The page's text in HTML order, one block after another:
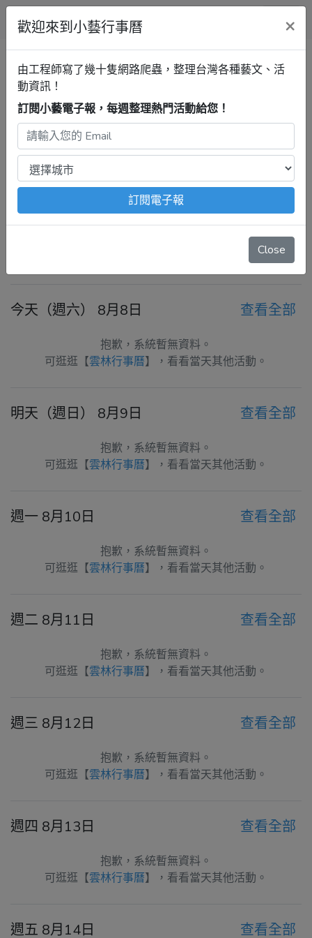
小藝行事曆
全部 詔安客家文化館 清單
雲林行事曆
詔安客家文化館
最新活動
2026年8月8日 – 8月14日
注意：出發前請去官網再次確認！本站內容由程式自動抓
、例行休館日
舉辦等等特殊情況。
今天（週六） 8月8日 查看全部
抱歉，系統暫無資料。
可逛逛【雲林行事曆】，看看當天其他活動。
明天（週日） 8月9日 查看全部
抱歉，系統暫無資料。
可逛逛【雲林行事曆】，看看當天其他活動。
週一 8月10日 查看全部
抱歉，系統暫無資料。
可逛逛【雲林行事曆】，看看當天其他活動。
週二 8月11日 查看全部
抱歉，系統暫無資料。
可逛逛【雲林行事曆】，看看當天其他活動。
週三 8月12日 查看全部
抱歉，系統暫無資料。
可逛逛【雲林行事曆】，看看當天其他活動。
週四 8月13日 查看全部
抱歉，系統暫無資料。
可逛逛【雲林行事曆】，看看當天其他活動。
週五 8月14日 查看全部
歡迎來到小藝行事曆 ×
由工程師寫了幾十隻網路爬蟲，整理台灣各種藝文、活
動資訊！
訂閱小藝電子報，每週整理熱門活動給您！
訂閱電子報
Close